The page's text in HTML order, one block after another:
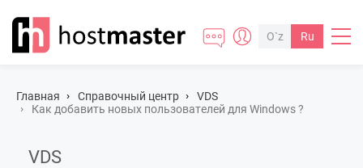
O`z Ru
Главная Cправочный центр
VDS
Как добавить новых пользователей для Windows ?
VDS